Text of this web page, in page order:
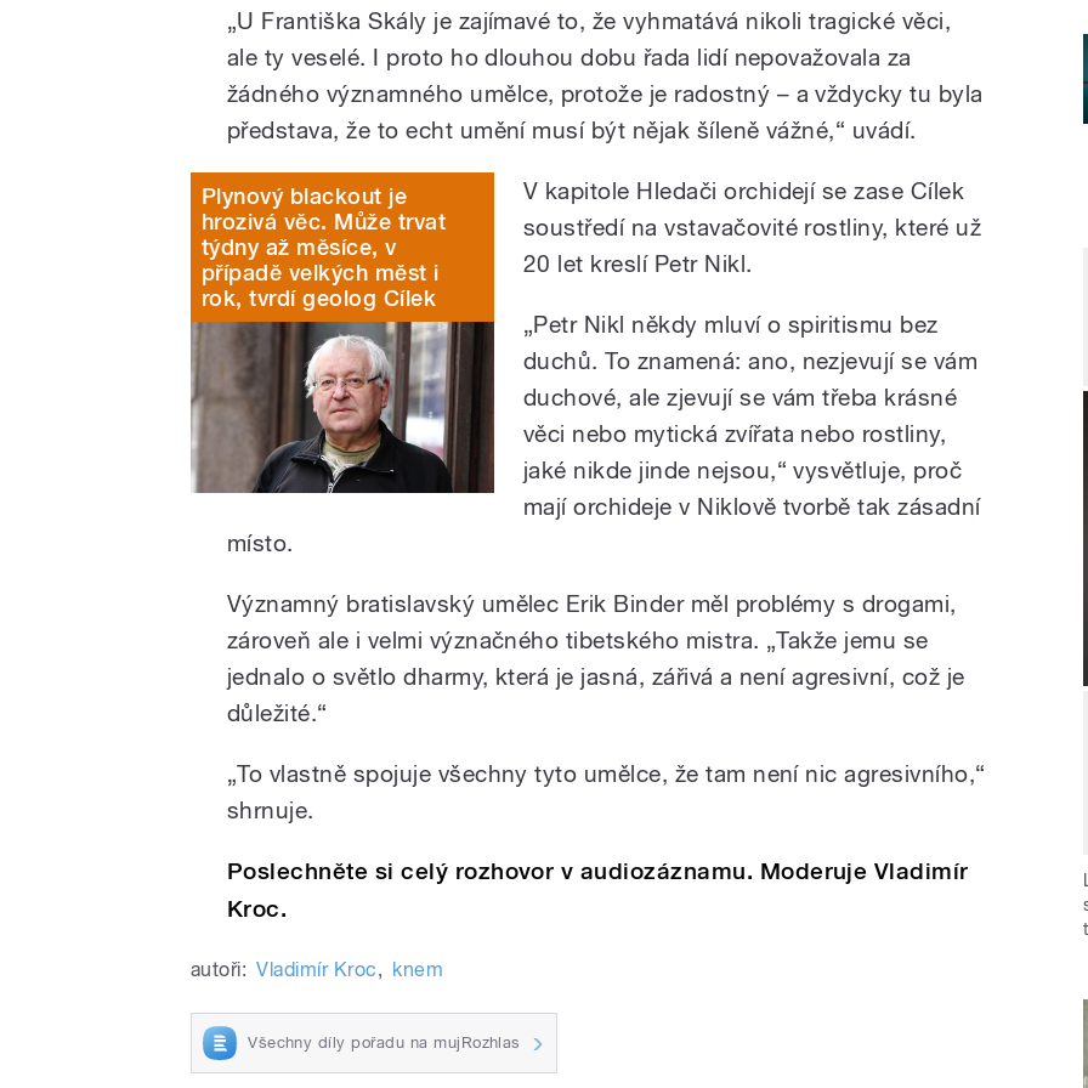
„U Františka Skály je zajímavé to, že vyhmatává nikoli tragické věci,
ale ty veselé. I proto ho dlouhou dobu řada lidí nepovažovala za
žádného významného umělce, protože je radostný – a vždycky tu byla
představa, že to echt umění musí být nějak šíleně vážné,“ uvádí.
Plynový blackout je
hrozivá věc. Může trvat
týdny až měsíce, v
případě velkých měst i
rok, tvrdí geolog Cílek
V kapitole Hledači orchidejí se zase Cílek
soustředí na vstavačovité rostliny, které už
20 let kreslí Petr Nikl.
„Petr Nikl někdy mluví o spiritismu bez
duchů. To znamená: ano, nezjevují se vám
duchové, ale zjevují se vám třeba krásné
věci nebo mytická zvířata nebo rostliny,
jaké nikde jinde nejsou,“ vysvětluje, proč
mají orchideje v Niklově tvorbě tak zásadní
místo.
Významný bratislavský umělec Erik Binder měl problémy s drogami,
zároveň ale i velmi význačného tibetského mistra. „Takže jemu se
jednalo o světlo dharmy, která je jasná, zářivá a není agresivní, což je
důležité.“
„To vlastně spojuje všechny tyto umělce, že tam není nic agresivního,“
shrnuje.
Poslechněte si celý rozhovor v audiozáznamu. Moderuje Vladimír
Kroc.
autoři: Vladimír Kroc, knem
Všechny díly pořadu na mujRozhlas